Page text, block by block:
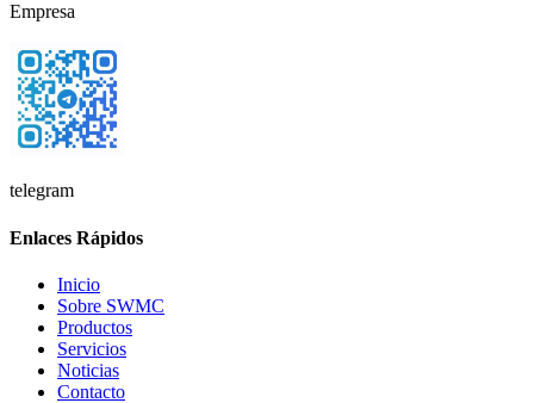
Empresa
telegram
Enlaces Rápidos
Inicio
Sobre SWMC
Productos
Servicios
Noticias
Contacto